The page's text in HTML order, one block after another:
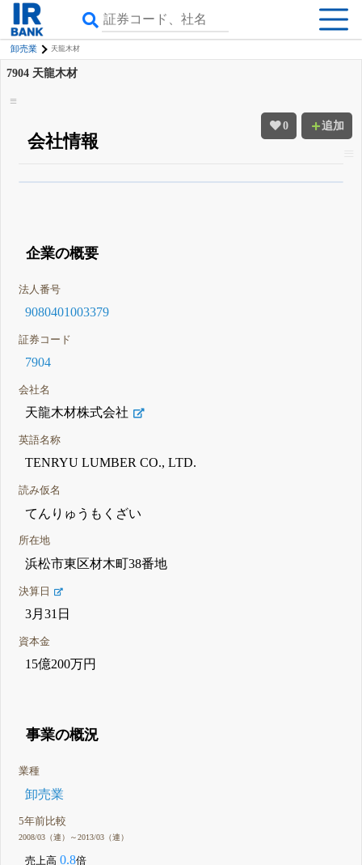
卸売業 天龍木材
0 追加
7904 天龍木材
会社情報
企業の概要
法人番号
9080401003379
証券コード
7904
会社名
天龍木材株式会社
英語名称
TENRYU LUMBER CO., LTD.
読み仮名
てんりゅうもくざい
所在地
浜松市東区材木町38番地
決算日
3月31日
資本金
15億200万円
事業の概況
業種
卸売業
5年前比較
2008/03（連）～2013/03（連）
売上高 0.8倍